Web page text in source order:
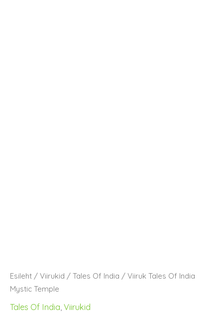
Esileht / Viirukid / Tales Of India / Viiruk Tales Of India
Mystic Temple
Tales Of India, Viirukid